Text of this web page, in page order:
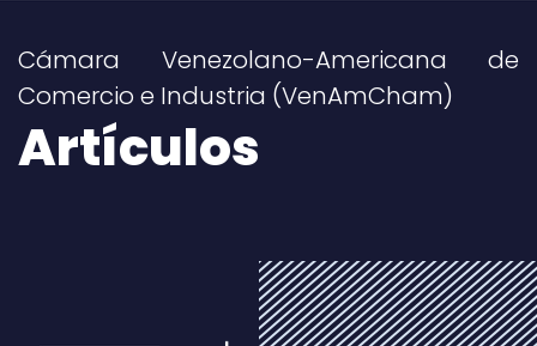
Cámara Venezolano-Americana de
Comercio e Industria (VenAmCham)
Artículos